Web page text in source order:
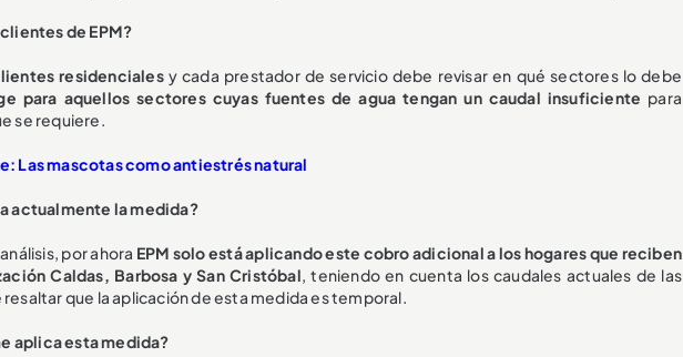
de EPM?
residencialesy cada prestador de servicio debe revisar en qué sectores lo debe
para aquellos sectores cuyas fuentes de agua tengan un caudal insuficiente para
se requiere.
Las mascotas como antiestrés natural
actualmente la medida?
por ahora EPM solo está aplicando este cobro adicional a los hogares que reciben
Caldas, Barbosa y San Cristóbal, teniendo en cuenta los caudales actuales de las
que la aplicación de esta medida es temporal.
aplica esta medida?